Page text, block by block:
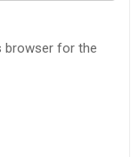
browser for the